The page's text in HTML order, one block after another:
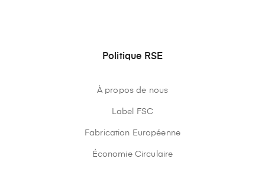
Politique RSE
À propos de nous
Label FSC
Fabrication Européenne
Économie Circulaire